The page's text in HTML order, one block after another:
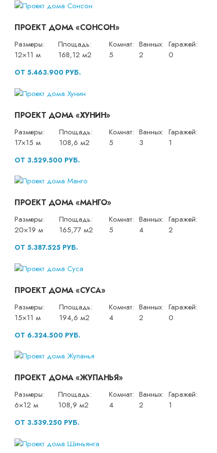
ПРОЕКТ ДОМА «СОНСОН»
Размеры:
12×11 м
Площадь:
168,12 м2
Комнат:
5
Ванных:
2
Гаражей:
0
ОТ 5.463.900 РУБ.
ПРОЕКТ ДОМА «ХУНИН»
Размеры:
17×15 м
Площадь:
108,6 м2
Комнат:
5
Ванных:
3
Гаражей:
1
ОТ 3.529.500 РУБ.
ПРОЕКТ ДОМА «МАНГО»
Размеры:
20×19 м
Площадь:
165,77 м2
Комнат:
5
Ванных:
4
Гаражей:
2
ОТ 5.387.525 РУБ.
ПРОЕКТ ДОМА «СУСА»
Размеры:
15×11 м
Площадь:
194,6 м2
Комнат:
4
Ванных:
2
Гаражей:
0
ОТ 6.324.500 РУБ.
ПРОЕКТ ДОМА «ЖУПАНЬЯ»
Размеры:
6×12 м
Площадь:
108,9 м2
Комнат:
4
Ванных:
2
Гаражей:
1
ОТ 3.539.250 РУБ.